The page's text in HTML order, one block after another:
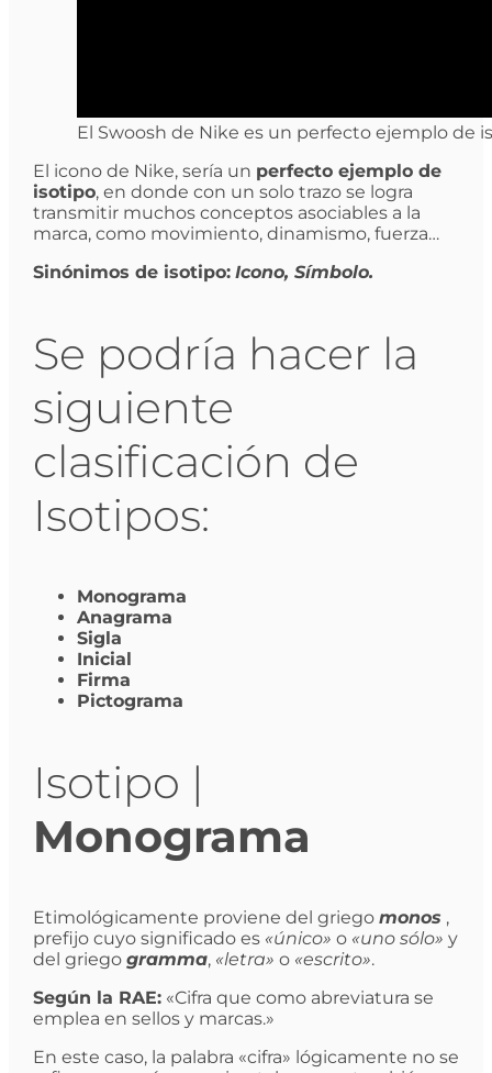
El Swoosh de Nike es un perfecto ejemplo de
El icono de Nike, sería un perfecto ejemplo de
isotipo, en donde con un solo trazo se logra
transmitir muchos conceptos asociables a la
marca, como movimiento, dinamismo, fuerza…
Sinónimos de isotipo: Icono, Símbolo.
Se podría hacer la
siguiente
clasificación de
Isotipos:
Monograma
Anagrama
Sigla
Inicial
Firma
Pictograma
Isotipo |
Monograma
Etimológicamente proviene del griego monos ,
prefijo cuyo significado es «único» o «uno sólo» y
del griego gramma, «letra» o «escrito».
Según la RAE:«Cifra que como abreviatura se
emplea en sellos y marcas.»
En este caso, la palabra «cifra» lógicamente no se